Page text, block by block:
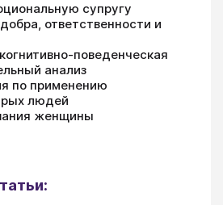
супругу
ответственности и
поведенческая
анализ
по применению
людей
женщины